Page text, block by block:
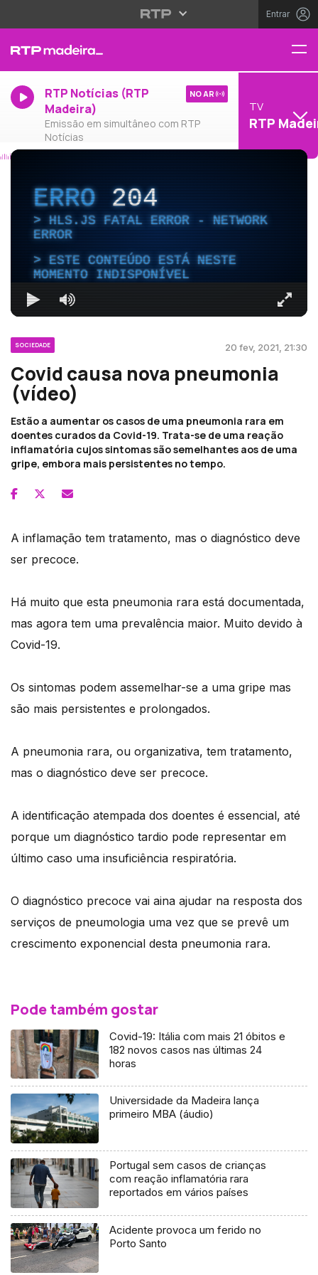
Entrar
RTP Notícias (RTP
Madeira)
Emissão em simultâneo com RTP
Notícias
NO AR
TV
RTP
ERRO204
HLS.JS FATAL ERROR - NETWORK
ERROR
ESTE CONTEÚDO ESTÁ NESTE
MOMENTO INDISPONÍVEL
SOCIEDADE 20 fev, 2021, 21:30
Covid causa nova pneumonia
(vídeo)
Estão a aumentar os casos de uma pneumonia rara em
doentes curados da Covid-19. Trata-se de uma reação
inflamatória cujos sintomas são semelhantes aos de uma
gripe, embora mais persistentes no tempo.
A inflamação tem tratamento, mas o diagnóstico deve
ser precoce.
Há muito que esta pneumonia rara está documentada,
mas agora tem uma prevalência maior. Muito devido à
Covid-19.
Os sintomas podem assemelhar-se a uma gripe mas
são mais persistentes e prolongados.
A pneumonia rara, ou organizativa, tem tratamento,
mas o diagnóstico deve ser precoce.
A identificação atempada dos doentes é essencial, até
porque um diagnóstico tardio pode representar em
último caso uma insuficiência respiratória.
O diagnóstico precoce vai aina ajudar na resposta dos
serviços de pneumologia uma vez que se prevê um
crescimento exponencial desta pneumonia rara.
Pode também gostar
Covid-19: Itália com mais 21 óbitos e
182 novos casos nas últimas 24
horas
Universidade da Madeira lança
primeiro MBA (áudio)
Portugal sem casos de crianças
com reação inflamatória rara
reportados em vários países
Acidente provoca um ferido no
Porto Santo